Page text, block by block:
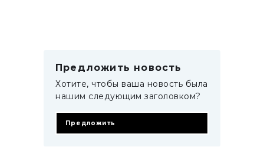
Предложить новость
Хотите, чтобы ваша новость была
нашим следующим заголовком?
Предложить